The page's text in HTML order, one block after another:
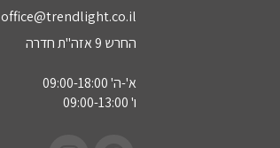
office@trendlight.co.il
החרש 9 אזה"ת חדרה
א'-ה' 09:00-18:00
ו' 09:00-13:00